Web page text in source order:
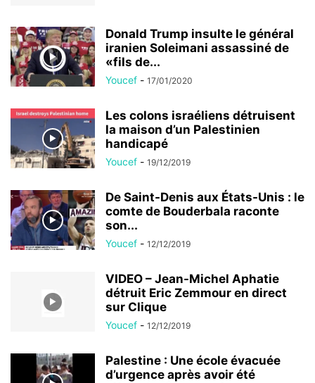
Donald Trump insulte le général
iranien Soleimani assassiné de
«fils de...
Youcef - 17/01/2020
Les colons israéliens détruisent
la maison d’un Palestinien
handicapé
Youcef - 19/12/2019
De Saint-Denis aux États-Unis : le
comte de Bouderbala raconte
son...
Youcef - 12/12/2019
VIDEO – Jean-Michel Aphatie
détruit Eric Zemmour en direct
sur Clique
Youcef - 12/12/2019
Palestine : Une école évacuée
d’urgence après avoir été